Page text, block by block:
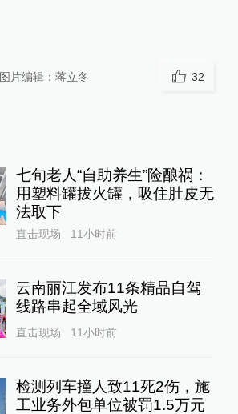
图片编辑： 蒋立冬 32
七旬老人“自助养生”险酿祸：
用塑料罐拔火罐，吸住肚皮无
法取下
直击现场 11小时前
云南丽江发布11条精品自驾
线路串起全域风光
直击现场 11小时前
检测列车撞人致11死2伤，施
工业务外包单位被罚1.5万元